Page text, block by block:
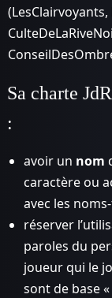
Sa charte
:
avoir un nom
caractère ou
avec les
réserver
paroles du
joueur qui le
sont de base